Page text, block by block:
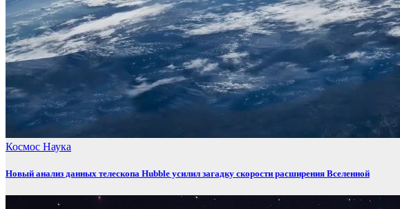
Космос Наука
Новый анализ данных телескопа Hubble усилил загадку скорости расширения Вселенной